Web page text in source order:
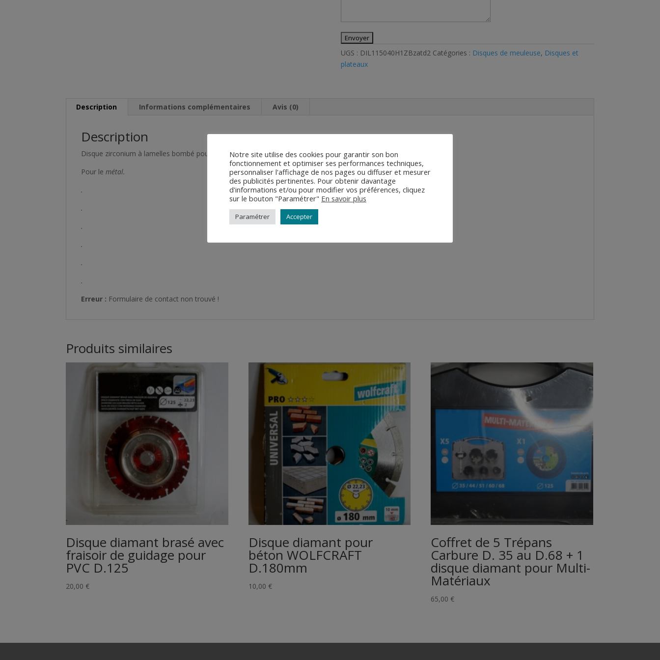
UGS : DIL115040H1ZBzatd2 Catégories : Disques de meuleuse, Disques et
plateaux
Description Informations complémentaires Avis (0)
Description
Disque zirconium à lamelles bombé pour meuleuse D.115 grain 40 HITACHI. Alésage 22,2mm.
Pour lemétal.
.
.
.
.
.
.
Erreur : Formulaire de contact non trouvé !
Produits similaires
Disque diamant brasé avec
fraisoir de guidage pour
PVC D.125
20,00 €
Disque diamant pour
béton WOLFCRAFT
D.180mm
10,00 €
Coffret de 5 Trépans
Carbure D. 35 au D.68 + 1
disque diamant pour Multi-
Matériaux
65,00 €
Notre site utilise des cookies pour garantir son bon
fonctionnement et optimiser ses performances techniques,
personnaliser l'affichage de nos pages ou diffuser et mesurer
des publicités pertinentes. Pour obtenir davantage
d'informations et/ou pour modifier vos préférences, cliquez
sur le bouton "Paramétrer" En savoir plus
Paramétrer Accepter